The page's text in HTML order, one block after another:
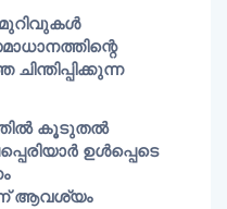
മുറിവുകൾ
കൂടുതൽ
ഉൾപ്പെടെ
ആവശ്യം